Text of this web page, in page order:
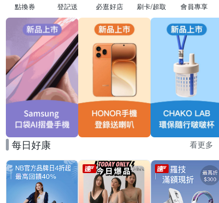
點換券 登記送 必逛好店 刷卡/超取 會員專享
每日好康 看更多